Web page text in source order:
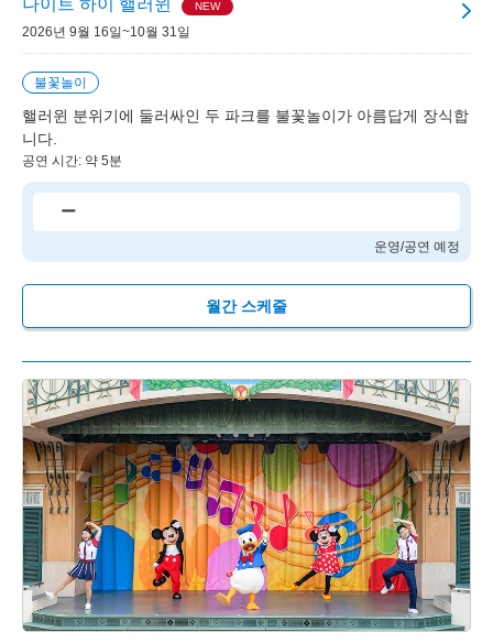
NEW
2026년 9월 16일~10월 31일
불꽃놀이
핼러윈 분위기에 둘러싸인 두 파크를 불꽃놀이가 아름답게 장식합
니다.
공연 시간: 약 5분
ー
운영/공연 예정
월간 스케줄